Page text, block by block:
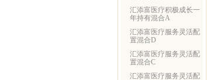
汇添富医疗积极成长一
年持有混合A
汇添富医疗服务灵活配
置混合D
汇添富医疗服务灵活配
置混合C
汇添富医疗服务灵活配